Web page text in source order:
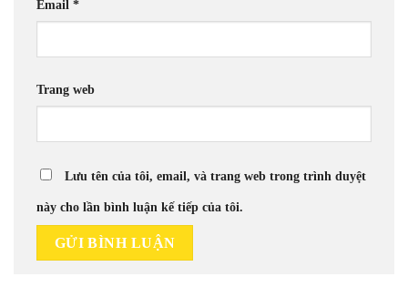
Email *
Trang web
Lưu tên của tôi, email, và trang web trong trình duyệt
này cho lần bình luận kế tiếp của tôi.